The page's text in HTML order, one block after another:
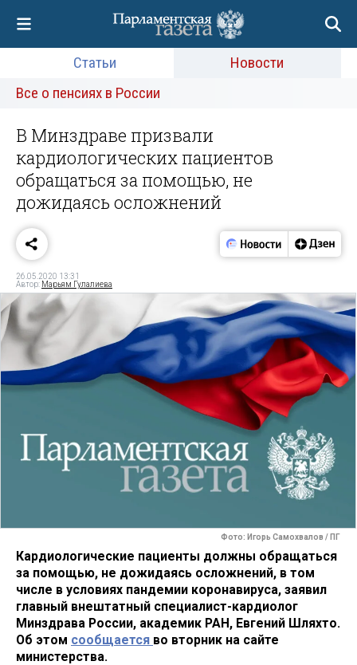
Статьи
Новости
Все о пенсиях в России
В Минздраве призвали
кардиологических пациентов
обращаться за помощью, не
дожидаясь осложнений
26.05.2020 13:31
Автор: Марьям Гулалиева
Фото: Игорь Самохвалов / ПГ
Кардиологические пациенты должны обращаться
за помощью, не дожидаясь осложнений, в том
числе в условиях пандемии коронавируса, заявил
главный внештатный специалист-кардиолог
Минздрава России, академик РАН, Евгений Шляхто.
Об этом сообщается во вторник на сайте
министерства.